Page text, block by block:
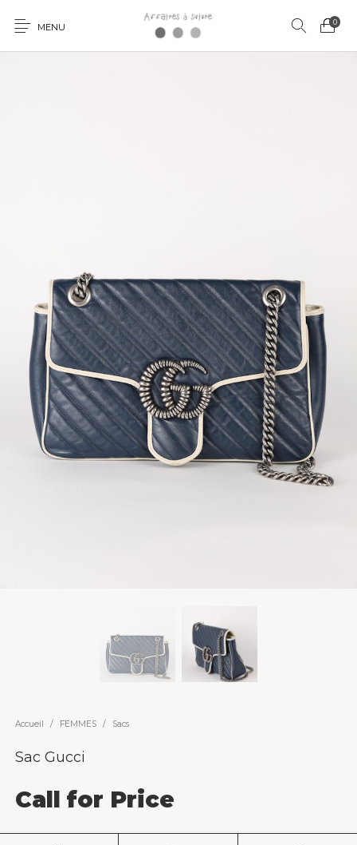
MENU 0
Accueil / FEMMES / Sacs
Sac Gucci
Call for Price